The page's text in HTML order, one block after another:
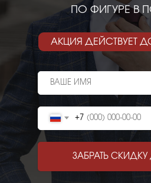
ПО ФИГУРЕ В
АКЦИЯ ДЕЙСТВУЕТ
+7
ЗАБРАТЬ СКИДКУ